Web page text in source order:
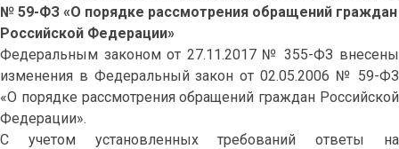
№ 59-ФЗ «О порядке рассмотрения обращений граждан
Российской Федерации»
Федеральным законом от 27.11.2017 № 355-ФЗ внесены
изменения в Федеральный закон от 02.05.2006 № 59-ФЗ
«О порядке рассмотрения обращений граждан Российской
Федерации».
С учетом установленных требований ответы на